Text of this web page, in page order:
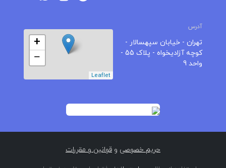
آدرس
تهران - خیابان سپهسالار -
کوچه آزادیخواه - پلاک 55 -
واحد 9
+
−
Leaflet
حریم خصوصی و قوانین و مقررات